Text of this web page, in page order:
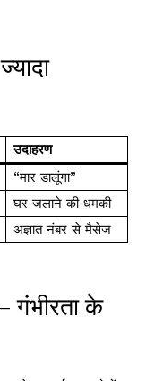
उदाहरण
“मार डालूंगा”
घर जलाने की धमकी ​
अज्ञात नंबर से मैसेज
गंभीरता के